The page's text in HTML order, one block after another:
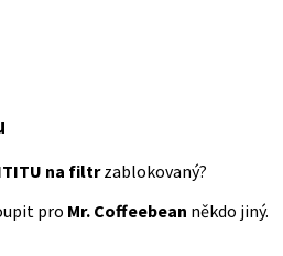
na filtrzablokovaný?
pro Mr. Coffeebean někdo jiný.